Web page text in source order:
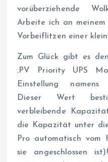
vorüberziehende
Arbeite ich an meinem
Vorbeiflitzen einer
Zum Glück gibt es
‚PV Priority UPS
Einstellung namens
Dieser Wert
verbleibende
die Kapazität unter
Pro automatisch vom
sie angeschlossen